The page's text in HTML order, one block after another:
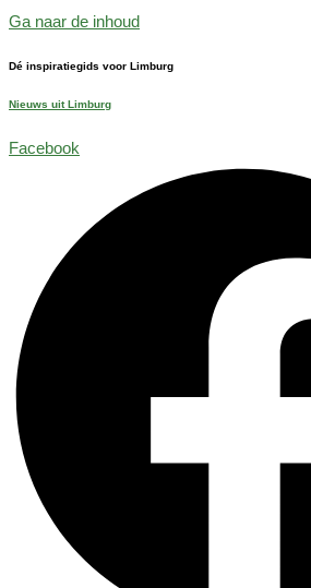
Ga naar de inhoud
Dé inspiratiegids voor Limburg
Nieuws uit Limburg
Facebook